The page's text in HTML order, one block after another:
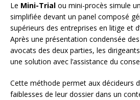
Le Mini-Trial ou mini-procès simule
simplifiée devant un panel composé
supérieurs des entreprises en litige et
Après une présentation condensée
avocats des deux parties, les
une solution avec l’assistance du
Cette méthode permet aux décideurs
faiblesses de leur dossier dans un